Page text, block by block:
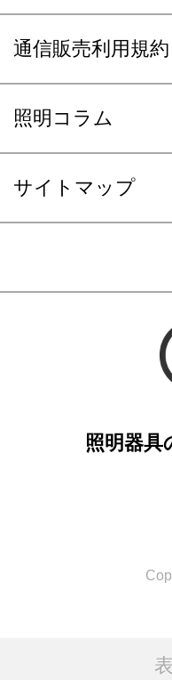
通信販売利用規約
照明コラム
サイトマップ
照明器